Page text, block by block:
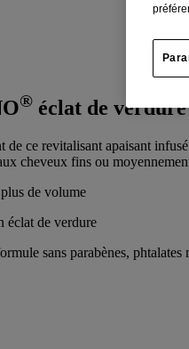
® éclat de
de ce revitalisant apaisant
cheveux fins ou
de volume
éclat de verdure
sans parabènes, phtalates